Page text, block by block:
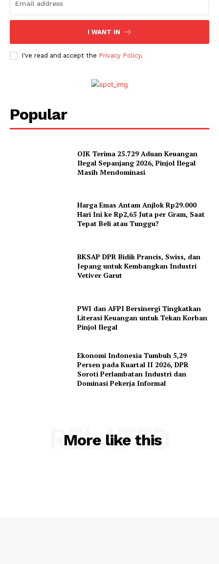
News Week
SUBSCRIBE NOW
Company
I WANT IN
I've read and accept the Privacy Policy.
Popular
OJK Terima 25.729 Aduan Keuangan
Ilegal Sepanjang 2026, Pinjol Ilegal
Masih Mendominasi
Harga Emas Antam Anjlok Rp29.000
Hari Ini ke Rp2,65 Juta per Gram, Saat
Tepat Beli atau Tunggu?
BKSAP DPR Bidik Prancis, Swiss, dan
Jepang untuk Kembangkan Industri
Vetiver Garut
PWI dan AFPI Bersinergi Tingkatkan
Literasi Keuangan untuk Tekan Korban
Pinjol Ilegal
Ekonomi Indonesia Tumbuh 5,29
Persen pada Kuartal II 2026, DPR
Soroti Perlambatan Industri dan
Dominasi Pekerja Informal
More like this
RELATED